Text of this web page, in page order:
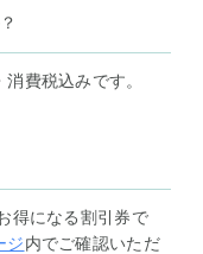
費税込みです。
得になる割引券で
ジ内でご確認いただ